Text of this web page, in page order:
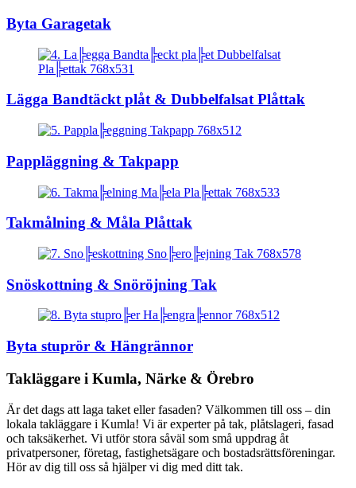
Byta Garagetak
Lägga Bandtäckt plåt & Dubbelfalsat Plåttak
Pappläggning & Takpapp
Takmålning & Måla Plåttak
Snöskottning & Snöröjning Tak
Byta stuprör & Hängrännor
Takläggare i Kumla, Närke & Örebro
Är det dags att laga taket eller fasaden? Välkommen till oss – din
lokala takläggare i Kumla! Vi är experter på tak, plåtslageri, fasad
och taksäkerhet. Vi utför stora såväl som små uppdrag åt
privatpersoner, företag, fastighetsägare och bostadsrättsföreningar.
Hör av dig till oss så hjälper vi dig med ditt tak.